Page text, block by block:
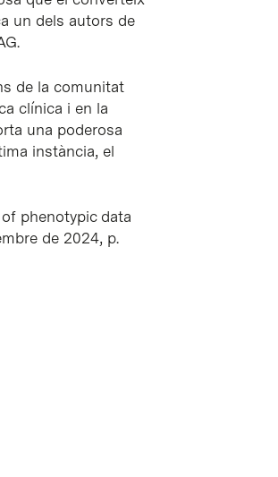
un dels autors de
de la comunitat
clínica i en la
una poderosa
instància, el
phenotypic data
de 2024, p.